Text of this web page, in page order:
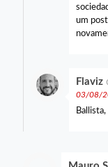
um
Flaviz
03/08/